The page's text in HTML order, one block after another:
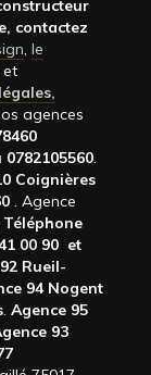
contactez
, le
et
agences
0782105560.
Coignières
. Agence
00 90 et
92 Rueil-
94 Nogent
. Agence 95
93